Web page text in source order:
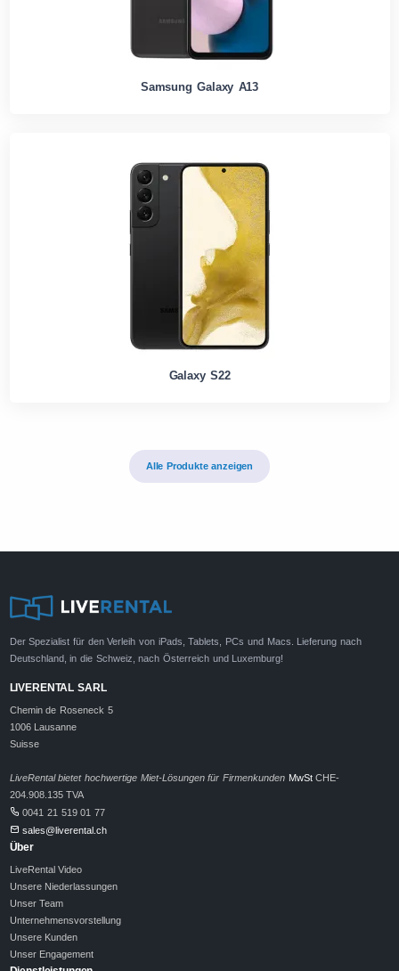
Samsung Galaxy A13
Galaxy S22
Alle Produkte anzeigen
Der Spezialist für den Verleih von iPads, Tablets, PCs und Macs. Lieferung nach
Deutschland, in die Schweiz, nach Österreich und Luxemburg!
LIVERENTAL SARL
Chemin de Roseneck 5
1006 Lausanne
Suisse
LiveRental bietet hochwertige Miet-Lösungen für Firmenkunden MwStCHE-
204.908.135 TVA
0041 21 519 01 77
sales@liverental.ch
Über
LiveRental Video
Unsere Niederlassungen
Unser Team
Unternehmensvorstellung
Unsere Kunden
Unser Engagement